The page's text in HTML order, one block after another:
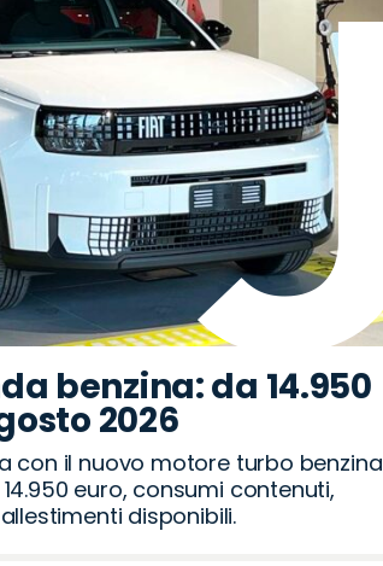
benzina: da 14.950
2026
con il nuovo motore turbo benzina
euro, consumi contenuti,
disponibili.